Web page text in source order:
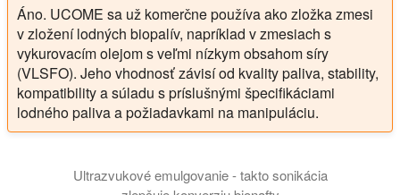
Áno. UCOME sa už komerčne používa ako zložka zmesi
v zložení lodných biopalív, napríklad v zmesiach s
vykurovacím olejom s veľmi nízkym obsahom síry
(VLSFO). Jeho vhodnosť závisí od kvality paliva, stability,
kompatibility a súladu s príslušnými špecifikáciami
lodného paliva a požiadavkami na manipuláciu.
Ultrazvukové emulgovanie - takto sonikácia